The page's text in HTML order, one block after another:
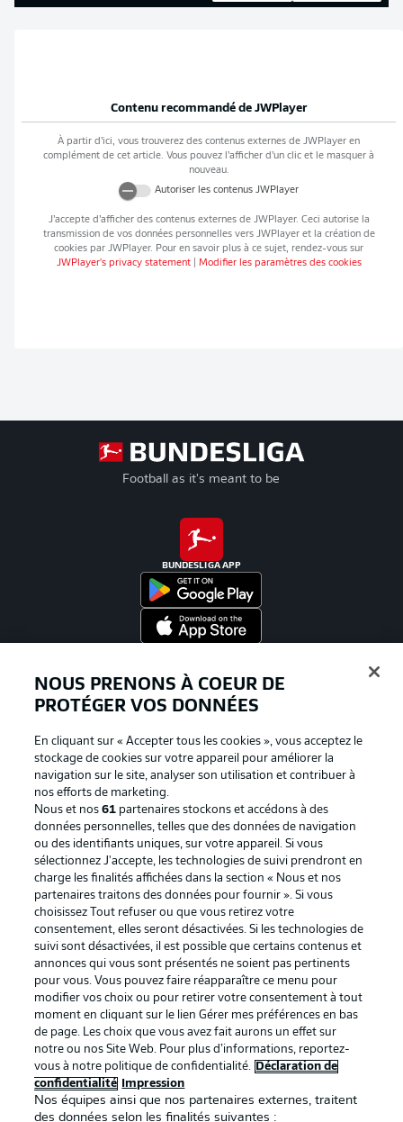
Contenu recommandé de JWPlayer
À partir d’ici, vous trouverez des contenus externes de JWPlayer en
complément de cet article. Vous pouvez l’afficher d’un clic et le masquer à
nouveau.
Autoriser les contenus JWPlayer
J’accepte d’afficher des contenus externes de JWPlayer. Ceci autorise la
transmission de vos données personnelles vers JWPlayeret la création de
cookies par JWPlayer. Pour en savoir plus à ce sujet, rendez-vous sur
JWPlayer's privacy statement| Modifier les paramètres des cookies
Football as it's meant to be
BUNDESLIGA APP
La publicité Conditions d’utilisation des
Mentions Légales Gérer mes préférences
Déclaration de
confidentialité
Diffuseurs
Travaux Contact
Impression Joueurs
NOUS PRENONS À COEUR DE
PROTÉGER VOS DONNÉES
En cliquant sur « Accepter tous les cookies », vous acceptez le
stockage de cookies sur votre appareil pour améliorer la
navigation sur le site, analyser son utilisation et contribuer à
nos efforts de marketing.
Nous et nos61 partenaires stockons et accédons à des
données personnelles, telles que des données de navigation
ou des identifiants uniques, sur votre appareil. Si vous
sélectionnez J'accepte, les technologies de suivi prendront en
charge les finalités affichées dans la section « Nous et nos
partenaires traitons des données pour fournir ». Si vous
choisissez Tout refuser ou que vous retirez votre
consentement, elles seront désactivées. Si les technologies de
suivi sont désactivées, il est possible que certains contenus et
annonces qui vous sont présentés ne soient pas pertinents
pour vous. Vous pouvez faire réapparaître ce menu pour
modifier vos choix ou pour retirer votre consentement à tout
moment en cliquant sur le lien Gérer mes préférences en bas
de page. Les choix que vous avez fait aurons un effet sur
notre ou nos Site Web. Pour plus d’informations, reportez-
vous à notre politique de confidentialité.
Déclaration de
confidentialité
Impression
Nos équipes ainsi que nos partenaires externes, traitent
des données selon les finalités suivantes :